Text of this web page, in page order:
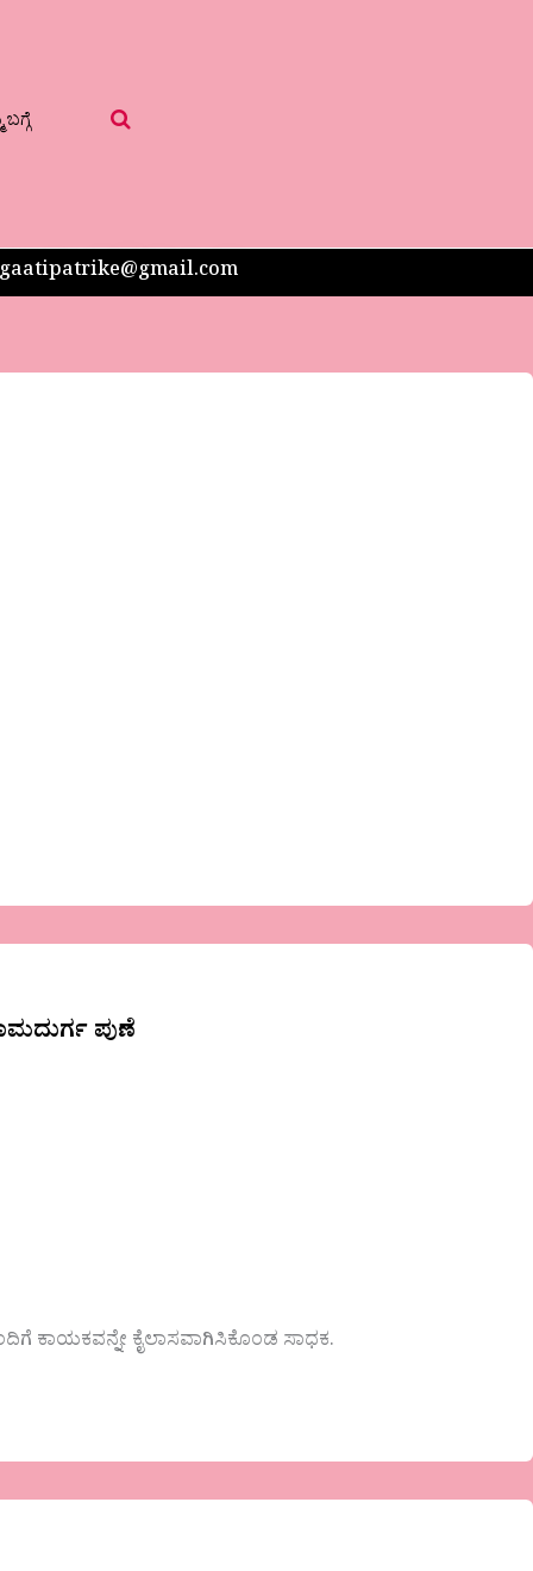
ಪುಣೆ
ಕಾಯಕವನ್ನೇ ಕೈಲಾಸವಾಗಿಸಿಕೊಂಡ ಸಾಧಕ.